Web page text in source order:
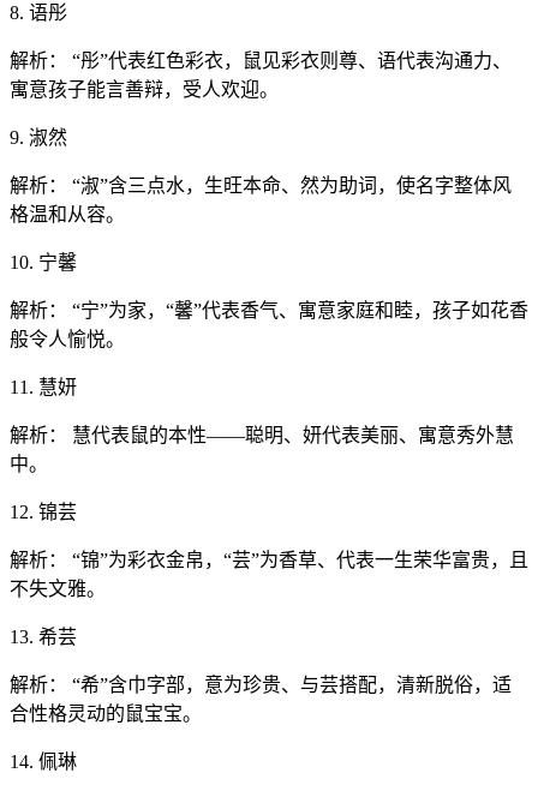
8. 语彤
解析： “彤”代表红色彩衣，鼠见彩衣则尊、语代表沟通力、
寓意孩子能言善辩，受人欢迎。
9. 淑然
解析： “淑”含三点水，生旺本命、然为助词，使名字整体风
格温和从容。
10. 宁馨
解析： “宁”为家，“馨”代表香气、寓意家庭和睦，孩子如花香
般令人愉悦。
11. 慧妍
解析： 慧代表鼠的本性——聪明、妍代表美丽、寓意秀外慧
中。
12. 锦芸
解析： “锦”为彩衣金帛，“芸”为香草、代表一生荣华富贵，且
不失文雅。
13. 希芸
解析： “希”含巾字部，意为珍贵、与芸搭配，清新脱俗，适
合性格灵动的鼠宝宝。
14. 佩琳